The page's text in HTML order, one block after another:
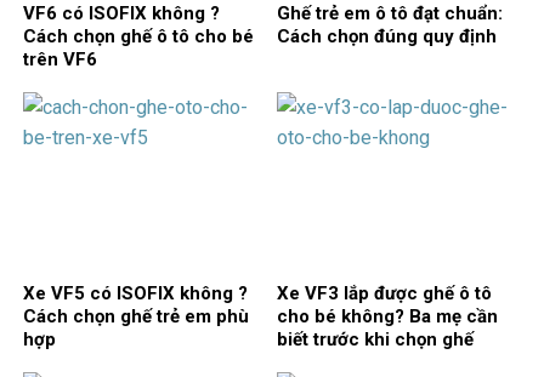
VF6 có ISOFIX không ?
Cách chọn ghế ô tô cho bé
trên VF6
Ghế trẻ em ô tô đạt chuẩn:
Cách chọn đúng quy định
Xe VF5 có ISOFIX không ?
Cách chọn ghế trẻ em phù
hợp
Xe VF3 lắp được ghế ô tô
cho bé không? Ba mẹ cần
biết trước khi chọn ghế